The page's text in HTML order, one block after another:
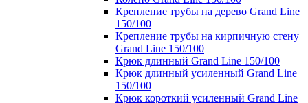
Крепление трубы на дерево Grand Line
150/100
Крепление трубы на кирпичную стену
Grand Line 150/100
Крюк длинный Grand Line 150/100
Крюк длинный усиленный Grand Line
150/100
Крюк короткий усиленный Grand Line